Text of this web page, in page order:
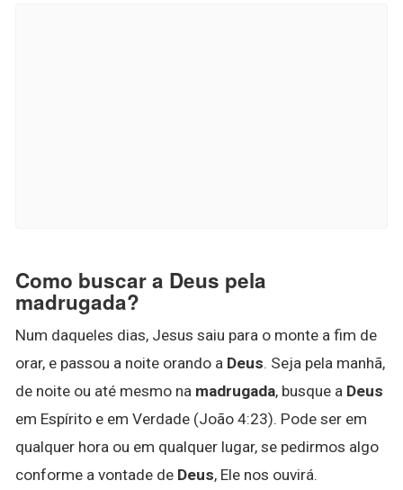
Como buscar a Deus pela
madrugada?
Num daqueles dias, Jesus saiu para o monte a fim de
orar, e passou a noite orando a Deus. Seja pela manhã,
de noite ou até mesmo na madrugada, busque a Deus
em Espírito e em Verdade (João 4:23). Pode ser em
qualquer hora ou em qualquer lugar, se pedirmos algo
conforme a vontade de Deus, Ele nos ouvirá.